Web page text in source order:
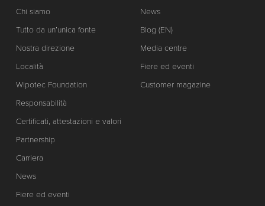
Chi siamo
Tutto da un’unica fonte
Nostra direzione
Località
Wipotec Foundation
Responsabilità
Certificati, attestazioni e valori
Partnership
Carriera
News
Fiere ed eventi
News
Blog (EN)
Media centre
Fiere ed eventi
Customer magazine